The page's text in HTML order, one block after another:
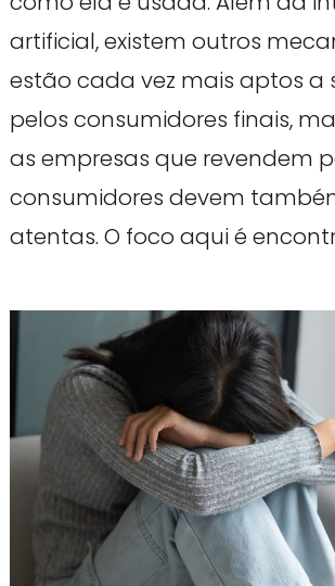
artificial, existem outros
estão cada vez mais aptos a
pelos consumidores finais,
as empresas que revendem
consumidores devem
atentas. O foco aqui é